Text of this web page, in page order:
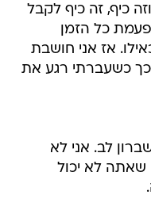
כל הזמן כותרות ובת 16. וזה כיף, זה כיף לקבל
כל הזמן
אז אני חושבת
כשעברתי רגע את
לב. אני לא
שאתה לא יכול